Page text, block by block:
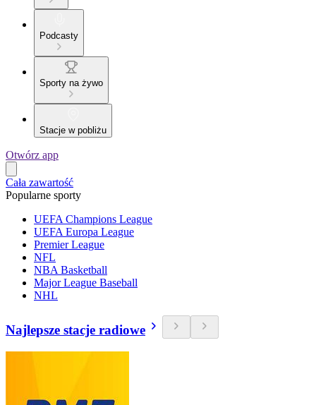
Podcasty
Sporty na żywo
Stacje w pobliżu
Otwórz app
Cała zawartość
Popularne sporty
UEFA Champions League
UEFA Europa League
Premier League
NFL
NBA Basketball
Major League Baseball
NHL
Najlepsze stacje radiowe